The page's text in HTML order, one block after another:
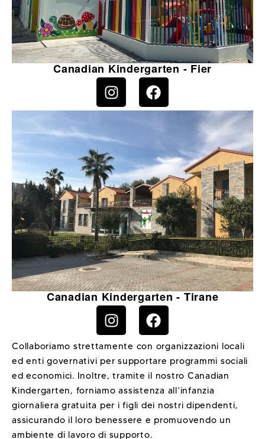
Canadian Kindergarten - Fier
Canadian Kindergarten - Tirane
Collaboriamo strettamente con organizzazioni locali
ed enti governativi per supportare programmi sociali
ed economici. Inoltre, tramite il nostro Canadian
Kindergarten, forniamo assistenza all’infanzia
giornaliera gratuita per i figli dei nostri dipendenti,
assicurando il loro benessere e promuovendo un
ambiente di lavoro di supporto.